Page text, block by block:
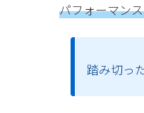
パフォーマン
踏み切っ